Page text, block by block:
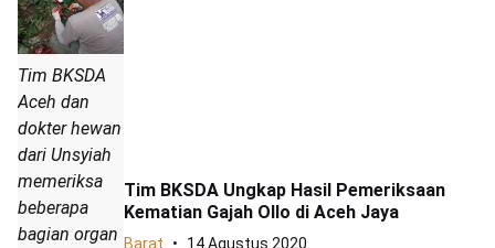
Tim BKSDA
Aceh dan
dokter hewan
dari Unsyiah
memeriksa
beberapa
bagian organ
Tim BKSDA Ungkap Hasil Pemeriksaan
Kematian Gajah Ollo di Aceh Jaya
Barat 14 Agustus 2020